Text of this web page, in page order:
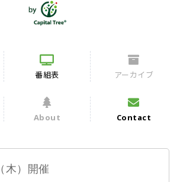
番組表 アーカイブ
About Contact
（木） 開催